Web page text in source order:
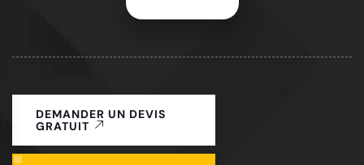
DEMANDER UN DEVIS
GRATUIT